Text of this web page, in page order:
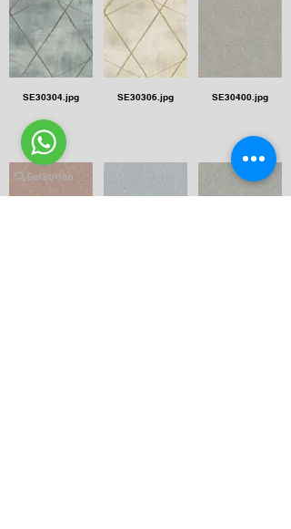
SE30304.jpg SE30306.jpg SE30400.jpg